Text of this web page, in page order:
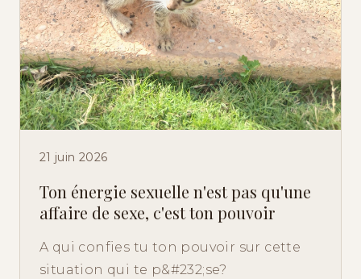
21 juin 2026
Ton énergie sexuelle n'est pas qu'une
affaire de sexe, c'est ton pouvoir
A qui confies tu ton pouvoir sur cette
situation qui te p&#232;se?